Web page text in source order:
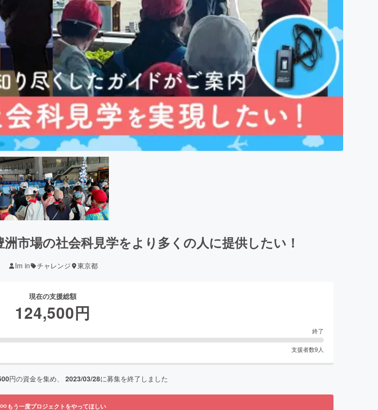
市場の社会科見学をより多くの人に提供したい！
Im in チャレンジ 東京都
現在の支援総額
124,500円
終了
支援者数9 人
円の資金を集め、 2023/03/28に募集を終了しました
もう一度プロジェクトをやってほしい